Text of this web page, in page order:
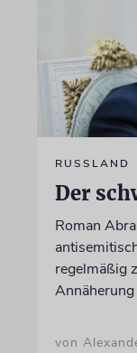
RUSSLAND
Der
Roman
regelmäßig
Annäherung
von